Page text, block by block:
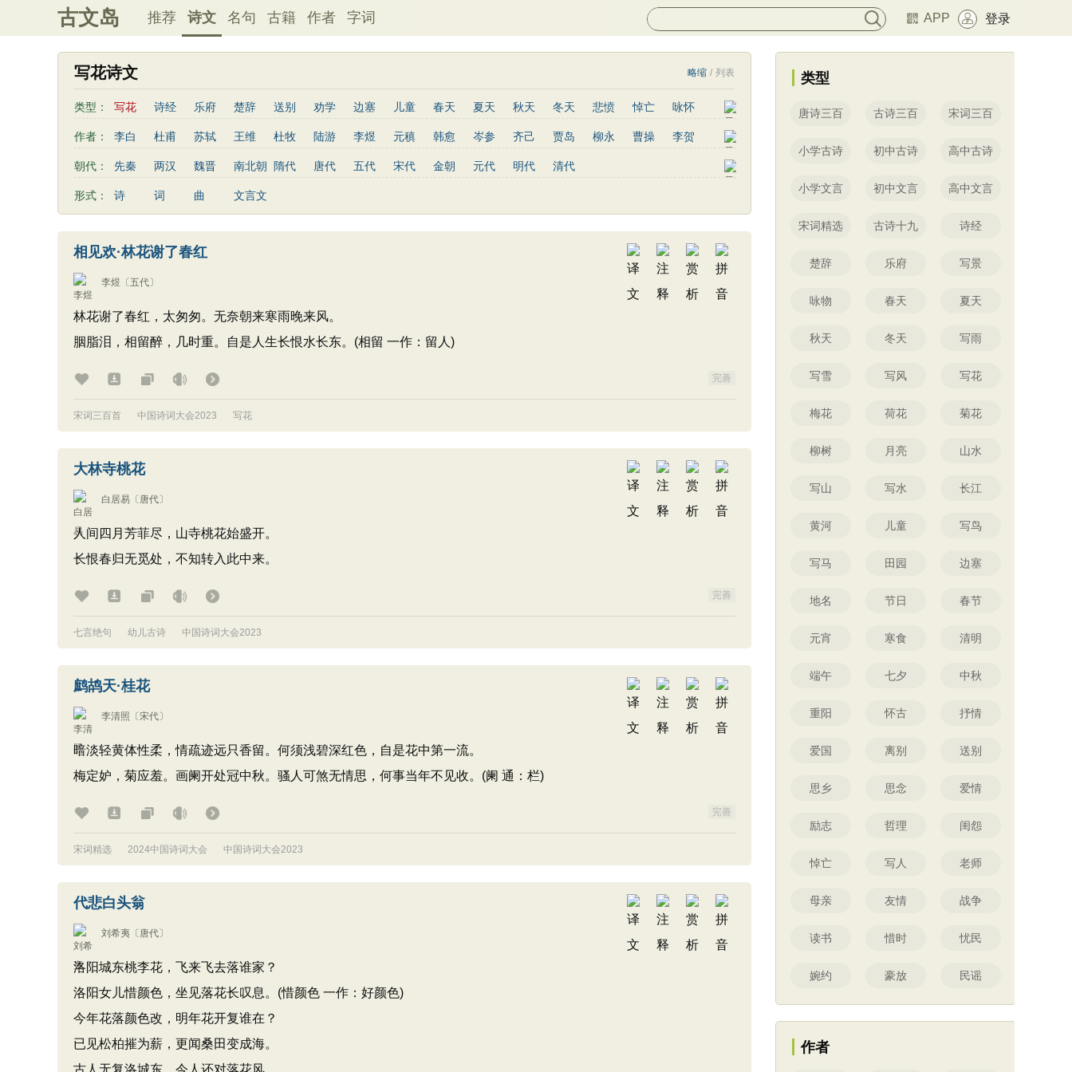
古文岛 推荐 诗文 名句 古籍 作者 字词 APP 登录
写花诗文 列表
/
略缩
类型： 写花 诗经 乐府 楚辞 送别 劝学 边塞 儿童 春天 夏天 秋天 冬天 悲愤 悼亡
咏怀
爱国
思乡 咏物 爱情 田园 民歌 民谣 山水 怀古 咏史 散文 闺怨 抒情 赞美
咏柳
寒食节
清明节 端午节 七夕节
古诗十九首
作者： 李白 杜甫 苏轼 王维 杜牧 陆游 李煜 元稹 韩愈 岑参 齐己 贾岛 柳永 曹操
李贺
曹植
张籍 孟郊 皎然 许浑 罗隐 贯休 韦庄 屈原 王勃 张祜 王建
王昌龄
杨万里 诸葛亮 范仲淹 陆龟蒙 晏几道 周邦彦 杜荀鹤 吴文英 马致远 皮日休
左丘明
张九龄
权德舆
朝代： 先秦 两汉 魏晋 南北朝 隋代 唐代 五代 宋代 金朝 元代 明代 清代
形式： 诗 词 曲 文言文
相见欢·林花谢了春红
李煜 〔五代〕
林花谢了春红，太匆匆。无奈朝来寒雨晚来风。
胭脂泪，相留醉，几时重。自是人生长恨水长东。(相留 一作：留人)
完善
宋词三百首 中国诗词大会2023 写花
大林寺桃花
白居易 〔唐代〕
人间四月芳菲尽，山寺桃花始盛开。
长恨春归无觅处，不知转入此中来。
完善
七言绝句 幼儿古诗 中国诗词大会2023
鹧鸪天·桂花
李清照 〔宋代〕
暗淡轻黄体性柔，情疏迹远只香留。何须浅碧深红色，自是花中第一流。
梅定妒，菊应羞。画阑开处冠中秋。骚人可煞无情思，何事当年不见收。(阑 通：栏)
完善
宋词精选 2024中国诗词大会 中国诗词大会2023
代悲白头翁
刘希夷 〔唐代〕
洛阳城东桃李花，飞来飞去落谁家？
洛阳女儿惜颜色，坐见落花长叹息。(惜颜色 一作：好颜色)
今年花落颜色改，明年花开复谁在？
已见松柏摧为薪，更闻桑田变成海。
古人无复洛城东，今人还对落花风。
类型
唐诗三百 古诗三百 宋词三百
小学古诗 初中古诗 高中古诗
小学文言 初中文言 高中文言
宋词精选 古诗十九 诗经
楚辞 乐府 写景
咏物 春天 夏天
秋天 冬天 写雨
写雪 写风 写花
梅花 荷花 菊花
柳树 月亮 山水
写山 写水 长江
黄河 儿童 写鸟
写马 田园 边塞
地名 节日 春节
元宵 寒食 清明
端午 七夕 中秋
重阳 怀古 抒情
爱国 离别 送别
思乡 思念 爱情
励志 哲理 闺怨
悼亡 写人 老师
母亲 友情 战争
读书 惜时 忧民
婉约 豪放 民谣
作者